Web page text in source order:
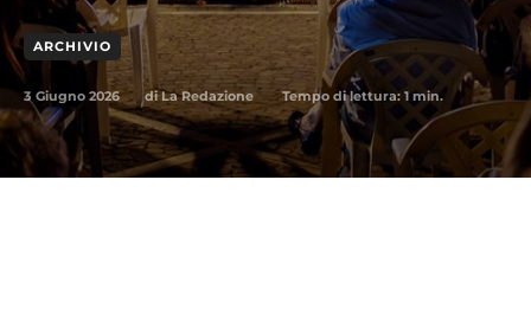
ARCHIVIO
3 Giugno 2026 di La Redazione Tempo di lettura: 1min.